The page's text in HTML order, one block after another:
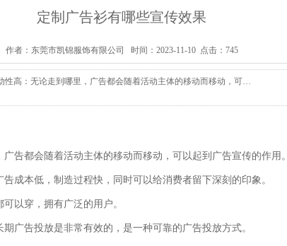
定制广告衫有哪些宣传效果
作者：东莞市凯锦服饰有限公司 时间：2023-11-10 点击： 745
性高：无论走到哪里，广告都会随着活动主体的移动而移动，可…
告都会随着活动主体的移动而移动，可以起到广告宣传的作用。
成本低，制造过程快，同时可以给消费者留下深刻的印象。
以穿，拥有广泛的用户。
广告投放是非常有效的，是一种可靠的广告投放方式。